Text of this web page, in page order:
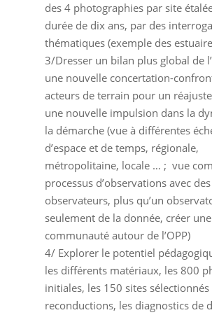
des 4 photographies par site
durée de dix ans, par des
thématiques (exemple des
3/Dresser un bilan plus global de
une nouvelle concertation-
acteurs de terrain pour un
une nouvelle impulsion dans la
la démarche (vue à différentes
d’espace et de temps, régionale,
métropolitaine, locale … ; vue
processus d’observations avec des
observateurs, plus qu’un
seulement de la donnée, créer une
communauté autour de l’OPP)
4/ Explorer le potentiel
les différents matériaux, les 800
initiales, les 150 sites sélectionnés
reconductions, les diagnostics de